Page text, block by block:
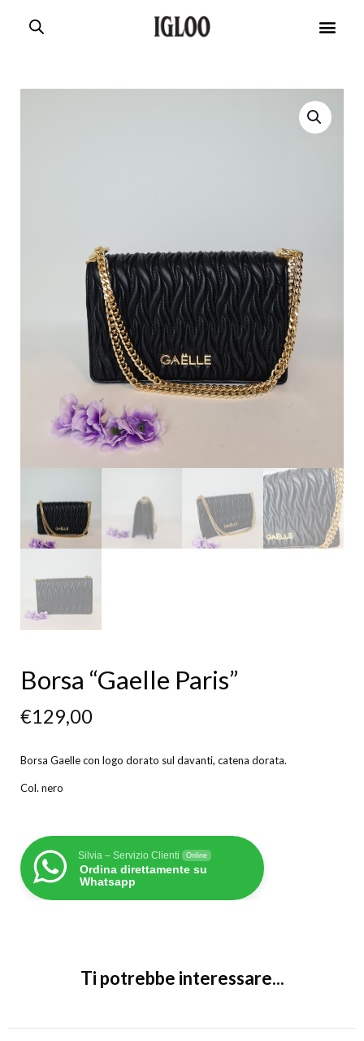
Borsa “Gaelle Paris”
€129,00
Borsa Gaelle con logo dorato sul davanti, catena dorata.
Col. nero
Silvia – Servizio Clienti Online
Ordina direttamente su
Whatsapp
Ti potrebbe interessare...